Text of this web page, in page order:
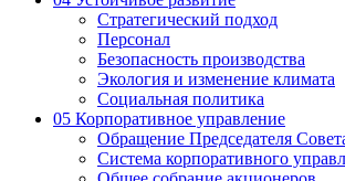
Стратегический подход
Персонал
Безопасность производства
Экология и изменение климата
Социальная политика
05 Корпоративное управление
Обращение Председателя
Система корпоративного